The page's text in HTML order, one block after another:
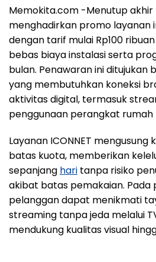
Memokita.com -Menutup akhir
menghadirkan promo layanan
dengan tarif mulai Rp100
bebas biaya instalasi serta
bulan. Penawaran ini ditujukan
yang membutuhkan koneksi
aktivitas digital, termasuk
penggunaan perangkat rumah
Layanan ICONNET
batas kuota, memberikan
sepanjang hari tanpa risiko
akibat batas pemakaian.
pelanggan dapat menikmati
streaming tanpa jeda melalui
mendukung kualitas visual